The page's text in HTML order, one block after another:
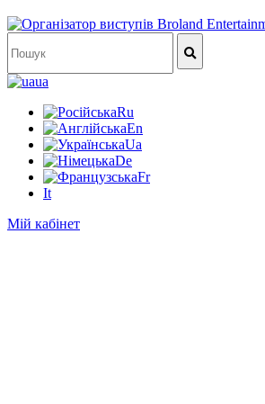
ua
Ru
En
Ua
De
Fr
It
Мій кабінет